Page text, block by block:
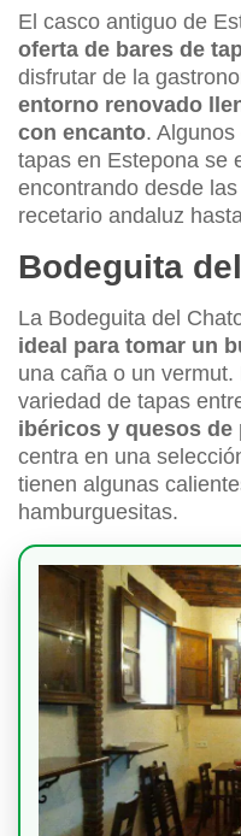
El casco antiguo de
oferta de bares de
disfrutar de la
entorno renovado
con encanto.
tapas en Estepona se
encontrando desde
recetario andaluz
Bodeguita
La Bodeguita del
ideal para tomar un
una caña o un
variedad de tapas
ibéricos y quesos de
centra en una
tienen algunas
hamburguesitas.